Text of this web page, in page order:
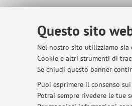
Questo sito
Nel nostro sito utilizziamo
Cookie e altri strumenti di
Se chiudi questo banner
Puoi esprimere il consenso
Potrai sempre rivedere le tue